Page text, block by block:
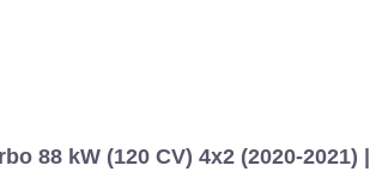
88 kW (120 CV) 4x2 (2020-2021) |